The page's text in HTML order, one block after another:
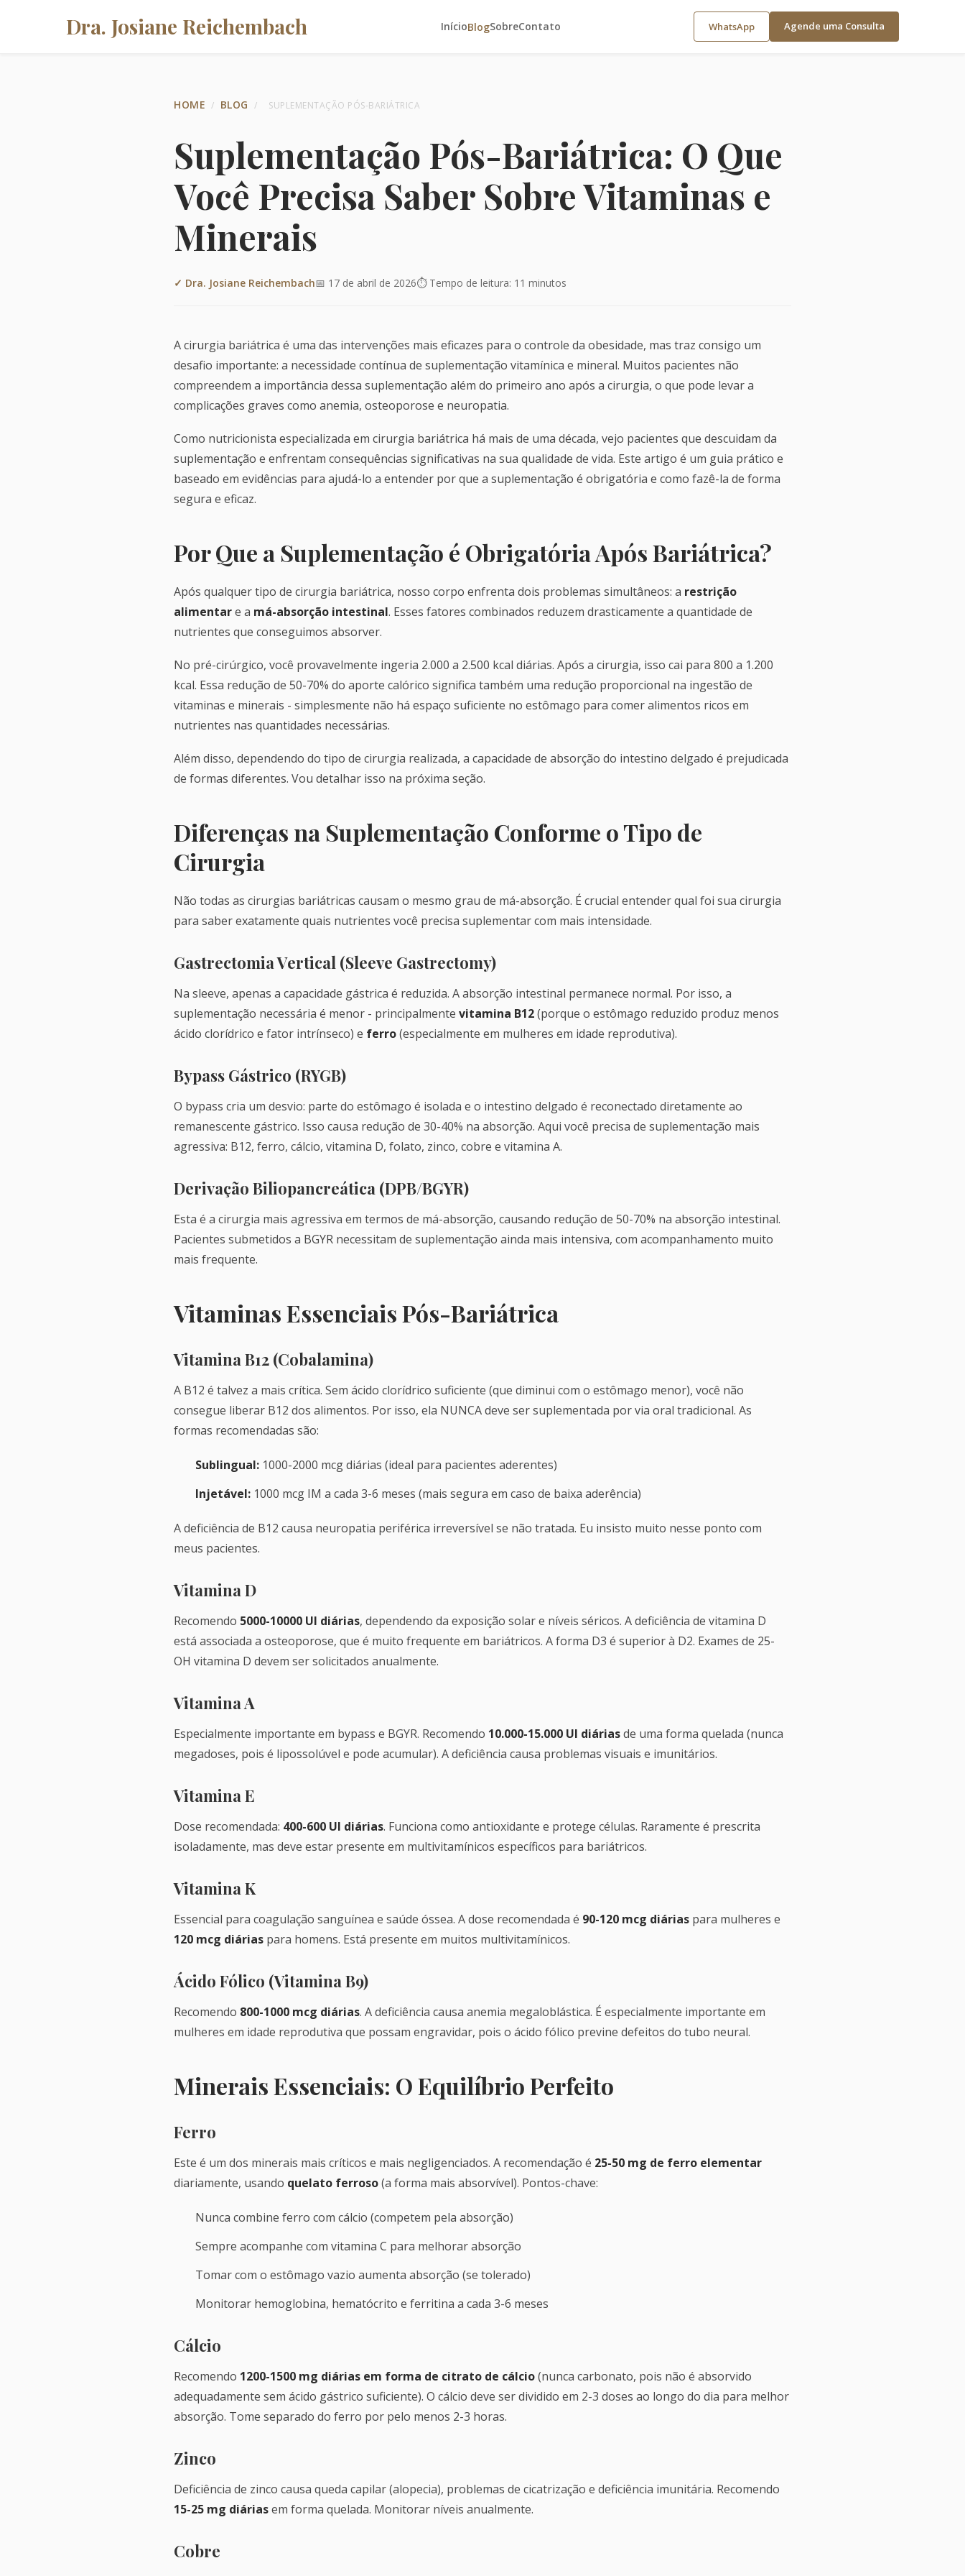
Dra. Josiane Reichembach InícioBlogSobreContato WhatsApp Agende uma Consulta
HOME / BLOG / SUPLEMENTAÇÃO PÓS-BARIÁTRICA
Suplementação Pós-Bariátrica: O Que
Você Precisa Saber Sobre Vitaminas e
Minerais
✓ Dra. Josiane Reichembach📅 17 de abril de 2026⏱️ Tempo de leitura: 11 minutos
A cirurgia bariátrica é uma das intervenções mais eficazes para o controle da obesidade, mas traz consigo um
desafio importante: a necessidade contínua de suplementação vitamínica e mineral. Muitos pacientes não
compreendem a importância dessa suplementação além do primeiro ano após a cirurgia, o que pode levar a
complicações graves como anemia, osteoporose e neuropatia.
Como nutricionista especializada em cirurgia bariátrica há mais de uma década, vejo pacientes que descuidam da
suplementação e enfrentam consequências significativas na sua qualidade de vida. Este artigo é um guia prático e
baseado em evidências para ajudá-lo a entender por que a suplementação é obrigatória e como fazê-la de forma
segura e eficaz.
Por Que a Suplementação é Obrigatória Após Bariátrica?
Após qualquer tipo de cirurgia bariátrica, nosso corpo enfrenta dois problemas simultâneos: a restrição
alimentare a má-absorção intestinal. Esses fatores combinados reduzem drasticamente a quantidade de
nutrientes que conseguimos absorver.
No pré-cirúrgico, você provavelmente ingeria 2.000 a 2.500 kcal diárias. Após a cirurgia, isso cai para 800 a 1.200
kcal. Essa redução de 50-70% do aporte calórico significa também uma redução proporcional na ingestão de
vitaminas e minerais - simplesmente não há espaço suficiente no estômago para comer alimentos ricos em
nutrientes nas quantidades necessárias.
Além disso, dependendo do tipo de cirurgia realizada, a capacidade de absorção do intestino delgado é prejudicada
de formas diferentes. Vou detalhar isso na próxima seção.
Diferenças na Suplementação Conforme o Tipo de
Cirurgia
Não todas as cirurgias bariátricas causam o mesmo grau de má-absorção. É crucial entender qual foi sua cirurgia
para saber exatamente quais nutrientes você precisa suplementar com mais intensidade.
Gastrectomia Vertical (Sleeve Gastrectomy)
Na sleeve, apenas a capacidade gástrica é reduzida. A absorção intestinal permanece normal. Por isso, a
suplementação necessária é menor - principalmente vitamina B12(porque o estômago reduzido produz menos
ácido clorídrico e fator intrínseco) e ferro(especialmente em mulheres em idade reprodutiva).
Bypass Gástrico (RYGB)
O bypass cria um desvio: parte do estômago é isolada e o intestino delgado é reconectado diretamente ao
remanescente gástrico. Isso causa redução de 30-40% na absorção. Aqui você precisa de suplementação mais
agressiva: B12, ferro, cálcio, vitamina D, folato, zinco, cobre e vitamina A.
Derivação Biliopancreática (DPB/BGYR)
Esta é a cirurgia mais agressiva em termos de má-absorção, causando redução de 50-70% na absorção intestinal.
Pacientes submetidos a BGYR necessitam de suplementação ainda mais intensiva, com acompanhamento muito
mais frequente.
Vitaminas Essenciais Pós-Bariátrica
Vitamina B12 (Cobalamina)
A B12 é talvez a mais crítica. Sem ácido clorídrico suficiente (que diminui com o estômago menor), você não
consegue liberar B12 dos alimentos. Por isso, ela NUNCA deve ser suplementada por via oral tradicional. As
formas recomendadas são:
Sublingual: 1000-2000 mcg diárias (ideal para pacientes aderentes)
Injetável: 1000 mcg IM a cada 3-6 meses (mais segura em caso de baixa aderência)
A deficiência de B12 causa neuropatia periférica irreversível se não tratada. Eu insisto muito nesse ponto com
meus pacientes.
Vitamina D
Recomendo 5000-10000 UI diárias, dependendo da exposição solar e níveis séricos. A deficiência de vitamina D
está associada a osteoporose, que é muito frequente em bariátricos. A forma D3 é superior à D2. Exames de 25-
OH vitamina D devem ser solicitados anualmente.
Vitamina A
Especialmente importante em bypass e BGYR. Recomendo 10.000-15.000 UI diáriasde uma forma quelada (nunca
megadoses, pois é lipossolúvel e pode acumular). A deficiência causa problemas visuais e imunitários.
Vitamina E
Dose recomendada: 400-600 UI diárias. Funciona como antioxidante e protege células. Raramente é prescrita
isoladamente, mas deve estar presente em multivitamínicos específicos para bariátricos.
Vitamina K
Essencial para coagulação sanguínea e saúde óssea. A dose recomendada é 90-120 mcg diárias para mulheres e
120 mcg diárias para homens. Está presente em muitos multivitamínicos.
Ácido Fólico (Vitamina B9)
Recomendo 800-1000 mcg diárias. A deficiência causa anemia megaloblástica. É especialmente importante em
mulheres em idade reprodutiva que possam engravidar, pois o ácido fólico previne defeitos do tubo neural.
Minerais Essenciais: O Equilíbrio Perfeito
Ferro
Este é um dos minerais mais críticos e mais negligenciados. A recomendação é 25-50 mg de ferro elementar
diariamente, usando quelato ferroso(a forma mais absorvível). Pontos-chave:
Nunca combine ferro com cálcio (competem pela absorção)
Sempre acompanhe com vitamina C para melhorar absorção
Tomar com o estômago vazio aumenta absorção (se tolerado)
Monitorar hemoglobina, hematócrito e ferritina a cada 3-6 meses
Cálcio
Recomendo 1200-1500 mg diárias em forma de citrato de cálcio(nunca carbonato, pois não é absorvido
adequadamente sem ácido gástrico suficiente). O cálcio deve ser dividido em 2-3 doses ao longo do dia para melhor
absorção. Tome separado do ferro por pelo menos 2-3 horas.
Zinco
Deficiência de zinco causa queda capilar (alopecia), problemas de cicatrização e deficiência imunitária. Recomendo
15-25 mg diáriasem forma quelada. Monitorar níveis anualmente.
Cobre